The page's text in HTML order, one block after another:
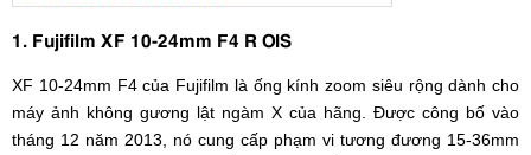
1. Fujifilm XF 10-24mm F4 R OIS
XF 10-24mm F4 của Fujifilm là ống kính zoom siêu rộng dành cho
máy ảnh không gương lật ngàm X của hãng. Được công bố vào
tháng 12 năm 2013, nó cung cấp phạm vi tương đương 15-36mm